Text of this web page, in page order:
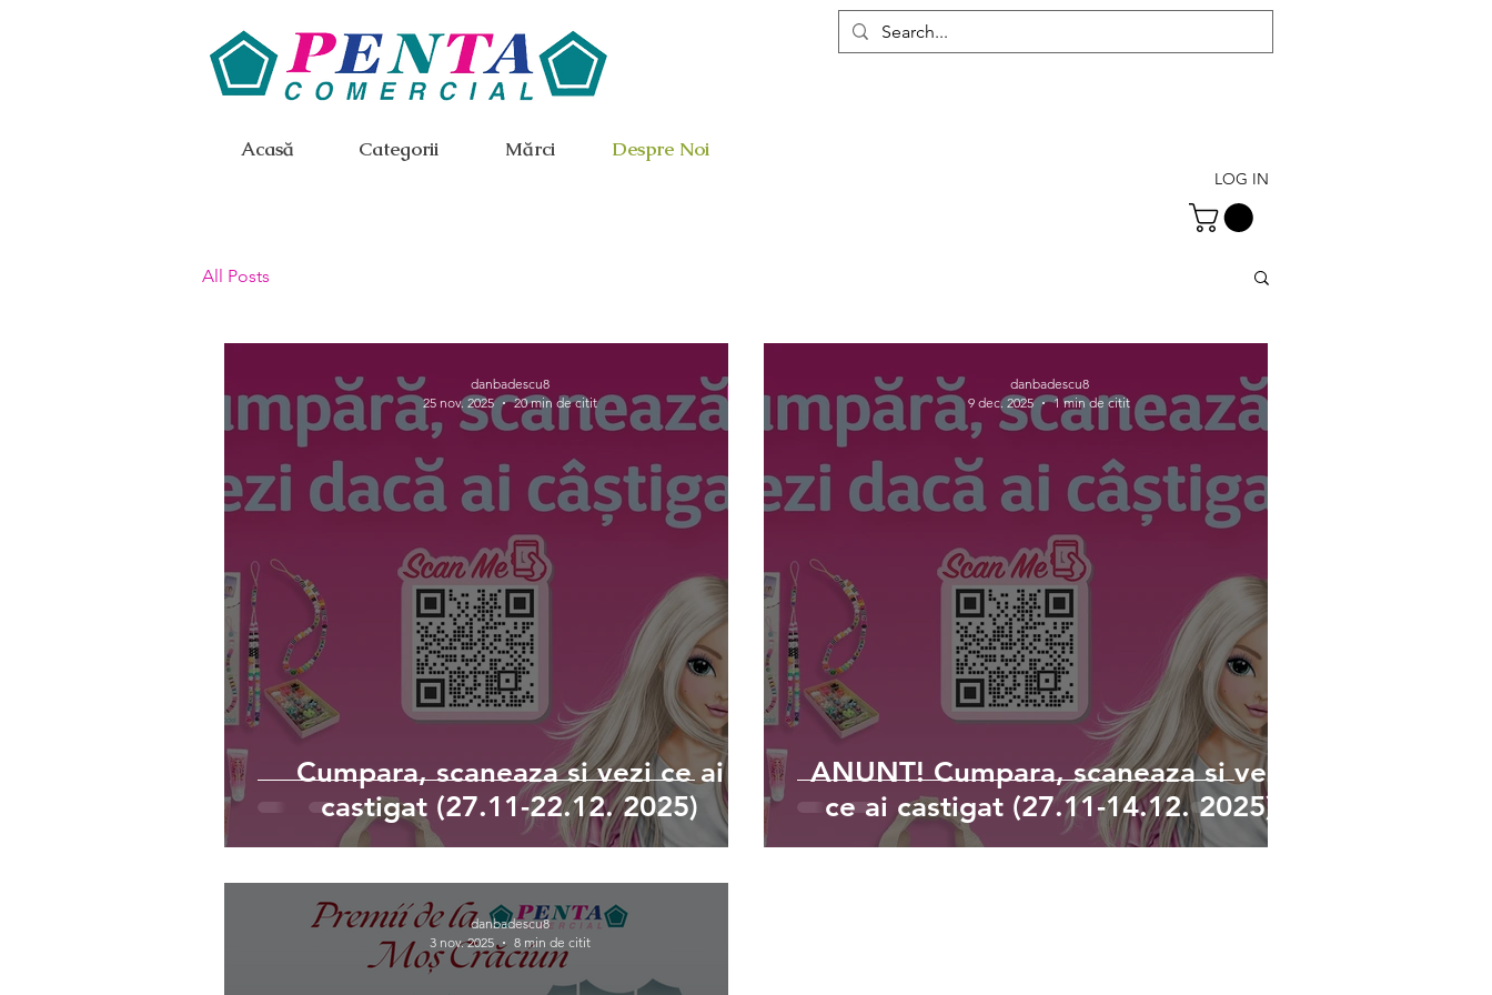
Acasă Categorii Mărci Despre Noi
LOG IN
All Posts
Cumpara, scaneaza si vezi ce ai
castigat (27.11-22.12. 2025)
danbadescu8
25 nov. 2025
20 min de citit
ANUNT! Cumpara, scaneaza si vezi
ce ai castigat (27.11-14.12. 2025)
danbadescu8
9 dec. 2025
1 min de citit
danbadescu8
3 nov. 2025
8 min de citit